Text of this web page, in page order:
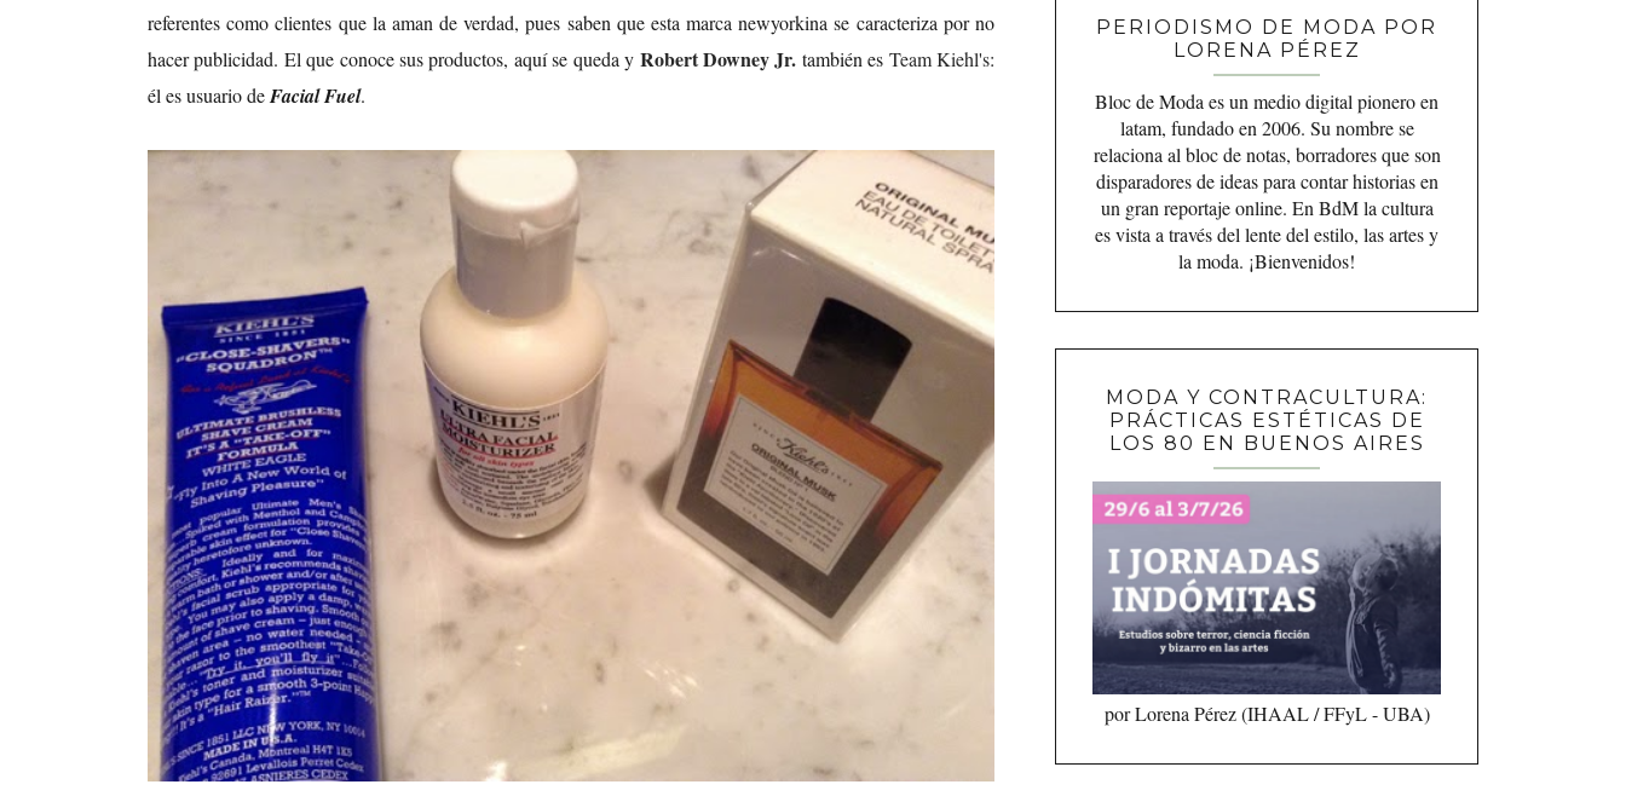
referentes como clientes que la aman de verdad, pues saben que esta marca newyorkina se caracteriza por no
hacer publicidad. El que conoce sus productos, aquí se queda y Robert Downey Jr. también es Team Kiehl's:
él es usuario deFacial Fuel.
PERIODISMO DE MODA POR
LORENA PÉREZ
Bloc de Moda es un medio digital pionero en
latam, fundado en 2006. Su nombre se
relaciona al bloc de notas, borradores que son
disparadores de ideas para contar historias en
un gran reportaje online. En BdM la cultura
es vista a través del lente del estilo, las artes y
la moda. ¡Bienvenidos!
MODA Y CONTRACULTURA:
PRÁCTICAS ESTÉTICAS DE
LOS 80 EN BUENOS AIRES
por Lorena Pérez (IHAAL / FFyL - UBA)